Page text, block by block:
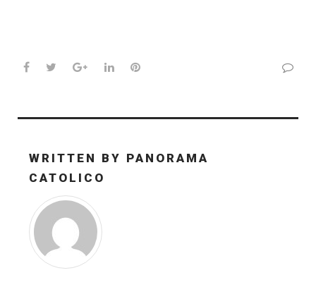
Facebook
TwitterGoogle+LinkedInPinterest
WRITTEN BY PANORAMA
CATOLICO